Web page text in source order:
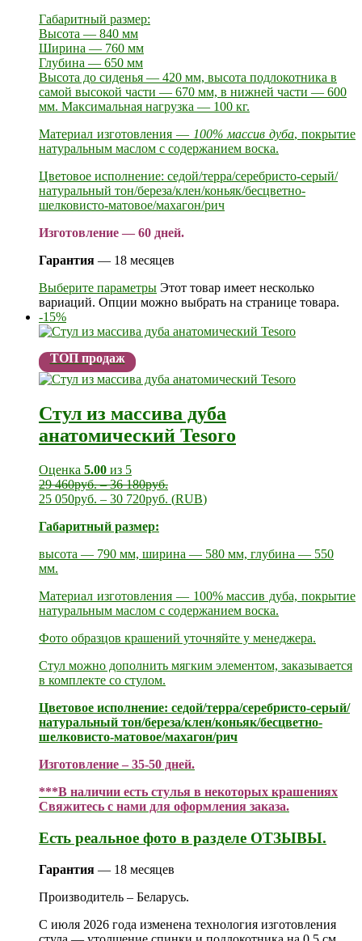
Габаритный размер:
Высота — 840 мм
Ширина — 760 мм
Глубина — 650 мм
Высота до сиденья — 420 мм, высота подлокотника в
самой высокой части — 670 мм, в нижней части — 600
мм. Максимальная нагрузка — 100 кг.
Материал изготовления — 100% массив дуба, покрытие
натуральным маслом с содержанием воска.
Цветовое исполнение: седой/терра/серебристо-серый/
натуральный тон/береза/клен/коньяк/бесцветно-
шелковисто-матовое/махагон/рич
Изготовление — 60 дней.
Гарантия — 18 месяцев
Выберите параметры Этот товар имеет несколько
вариаций. Опции можно выбрать на странице товара.
-15%
ТОП продаж
Стул из массива дуба
анатомический Tesoro
Оценка 5.00 из 5
29 460руб.–36 180руб.
25 050руб. – 30 720руб. (RUB)
Габаритный размер:
высота — 790 мм, ширина — 580 мм, глубина — 550
мм.
Материал изготовления — 100% массив дуба, покрытие
натуральным маслом с содержанием воска.
Фото образцов крашений уточняйте у менеджера.
Стул можно дополнить мягким элементом, заказывается
в комплекте со стулом.
Цветовое исполнение: седой/терра/серебристо-серый/
натуральный тон/береза/клен/коньяк/бесцветно-
шелковисто-матовое/махагон/рич
Изготовление – 35-50 дней.
***В наличии есть стулья в некоторых крашениях
Свяжитесь с нами для оформления заказа.
Есть реальное фото в разделе ОТЗЫВЫ.
Гарантия — 18 месяцев
Производитель – Беларусь.
С июля 2026 года изменена технология изготовления